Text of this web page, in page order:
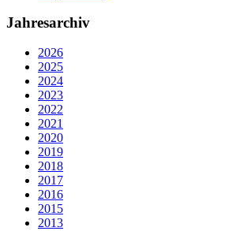
Jahresarchiv
2026
2025
2024
2023
2022
2021
2020
2019
2018
2017
2016
2015
2013